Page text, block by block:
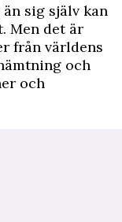
sig själv kan
Men det är
från världens
och
och